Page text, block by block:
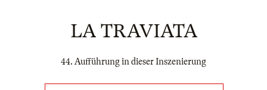
LA TRAVIATA
44. Aufführung in dieser Inszenierung